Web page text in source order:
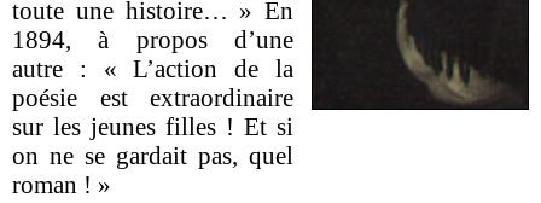
toute une histoire… » En
1894, à propos d’une
autre : « L’action de la
poésie est extraordinaire
sur les jeunes filles ! Et si
on ne se gardait pas, quel
roman ! »